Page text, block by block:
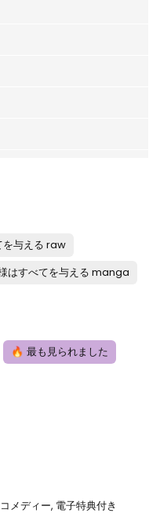
を与える raw
はすべてを与える manga
🔥 最も見られました
メディー, 電子特典付き